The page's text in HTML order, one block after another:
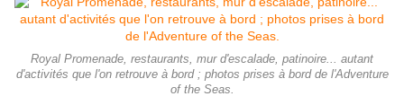
Royal Promenade, restaurants, mur d'escalade, patinoire... autant
d'activités que l'on retrouve à bord ; photos prises à bord de l'Adventure
of the Seas.